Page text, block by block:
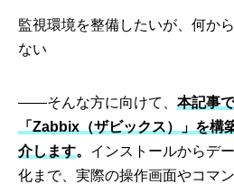
監視環境を整備したいが、何か
ない
――そんな方に向けて、 本記事
「Zabbix（ザビックス）」を構
介します。 インストールからデ
化まで、実際の操作画面やコマ